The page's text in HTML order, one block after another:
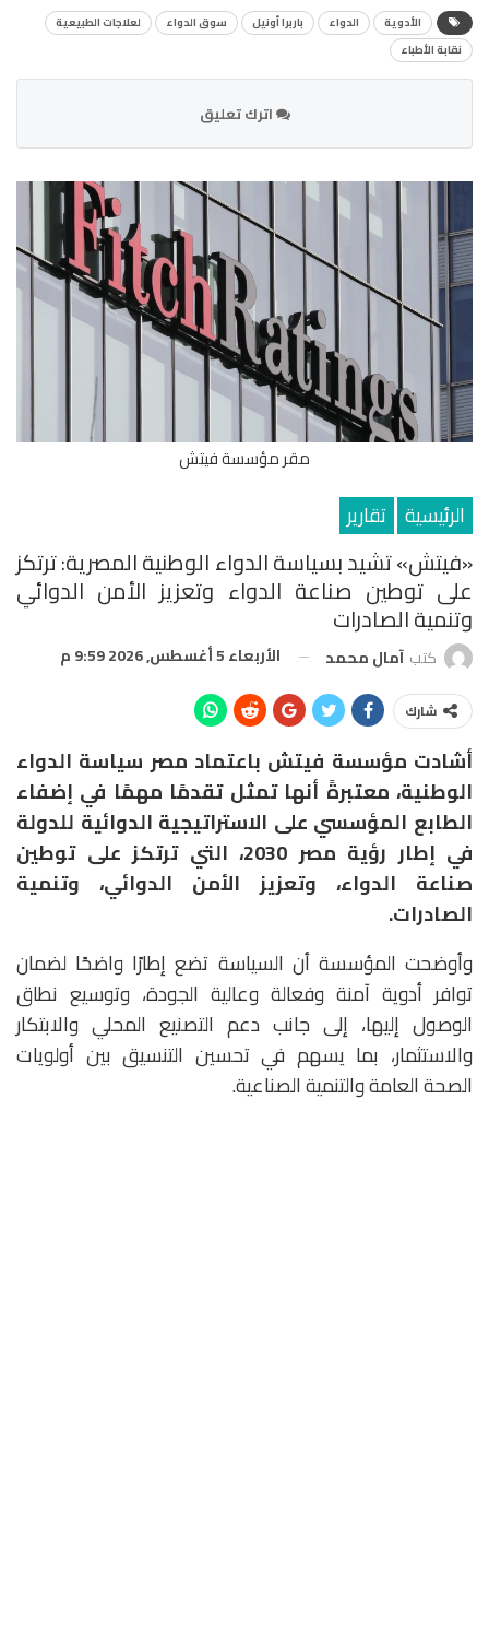
الأدوية الدواء باربرا أونيل سوق الدواء
لعلاجات الطبيعية
نقابة الأطباء
اترك تعليق
مقر مؤسسة فيتش
الرئيسية تقارير
«فيتش» تشيد بسياسة الدواء الوطنية المصرية: ترتكز
على توطين صناعة الدواء وتعزيز الأمن الدوائي
وتنمية الصادرات
كتب آمال محمد الأربعاء 5 أغسطس, 2026 9:59 م
شارك
أشادت مؤسسة فيتش باعتماد مصر سياسة الدواء
الوطنية، معتبرةً أنها تمثل تقدمًا مهمًا في إضفاء
الطابع المؤسسي على الاستراتيجية الدوائية للدولة
في إطار رؤية مصر 2030، التي ترتكز على توطين
صناعة الدواء، وتعزيز الأمن الدوائي، وتنمية
الصادرات.
وأوضحت المؤسسة أن السياسة تضع إطارًا واضحًا لضمان
توافر أدوية آمنة وفعالة وعالية الجودة، وتوسيع نطاق
الوصول إليها، إلى جانب دعم التصنيع المحلي والابتكار
والاستثمار، بما يسهم في تحسين التنسيق بين أولويات
الصحة العامة والتنمية الصناعية.